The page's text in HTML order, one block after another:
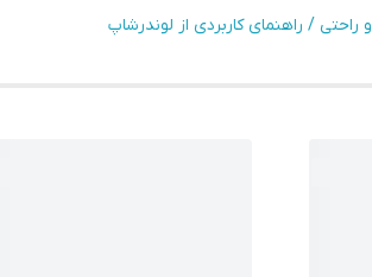
/ راهنمای کاربردی از لوندرشاپ